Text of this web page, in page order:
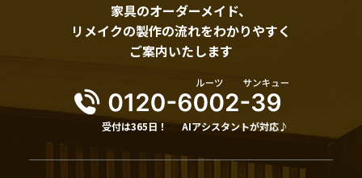
家具のオーダーメイド、
リメイクの製作の流れをわかりやすく
ご案内いたします
受付は365日！ AIアシスタントが対応♪